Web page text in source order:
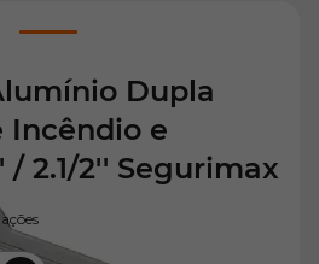
Dupla
Incêndio e
/ 2.1/2'' Segurimax